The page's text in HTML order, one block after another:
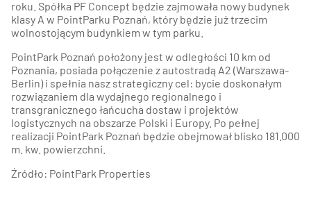
roku. Spółka PF Concept będzie zajmowała nowy budynek
klasy A w PointParku Poznań, który będzie już trzecim
wolnostojącym budynkiem w tym parku.
PointPark Poznań położony jest w odległości 10 km od
Poznania, posiada połączenie z autostradą A2 (Warszawa-
Berlin) i spełnia nasz strategiczny cel: bycie doskonałym
rozwiązaniem dla wydajnego regionalnego i
transgranicznego łańcucha dostaw i projektów
logistycznych na obszarze Polski i Europy. Po pełnej
realizacji PointPark Poznań będzie obejmował blisko 181.000
m. kw. powierzchni.
Źródło: PointPark Properties